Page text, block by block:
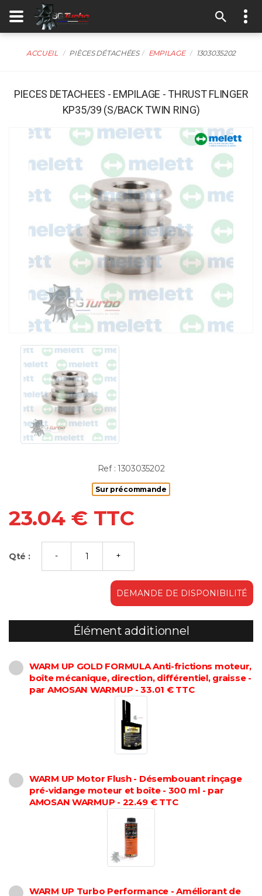
ACCUEIL PIÈCES DÉTACHÉES EMPILAGE 1303035202
PIECES DETACHEES - EMPILAGE - THRUST FLINGER
KP35/39 (S/BACK TWIN RING)
Ref : 1303035202
Sur précommande
23.04 € TTC
Qté :
DEMANDE DE DISPONIBILITÉ
Élément additionnel
WARM UP GOLD FORMULA Anti-frictions moteur,
boîte mécanique, direction, différentiel, graisse -
par AMOSAN WARMUP - 33.01 € TTC
WARM UP Motor Flush - Désembouant rinçage
pré-vidange moteur et boîte - 300 ml - par
AMOSAN WARMUP - 22.49 € TTC
WARM UP Turbo Performance - Améliorant de